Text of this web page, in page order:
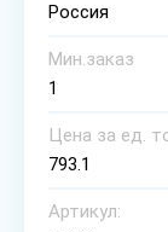
Россия
Мин.заказ
1
Цена за ед.
793.1
Артикул: